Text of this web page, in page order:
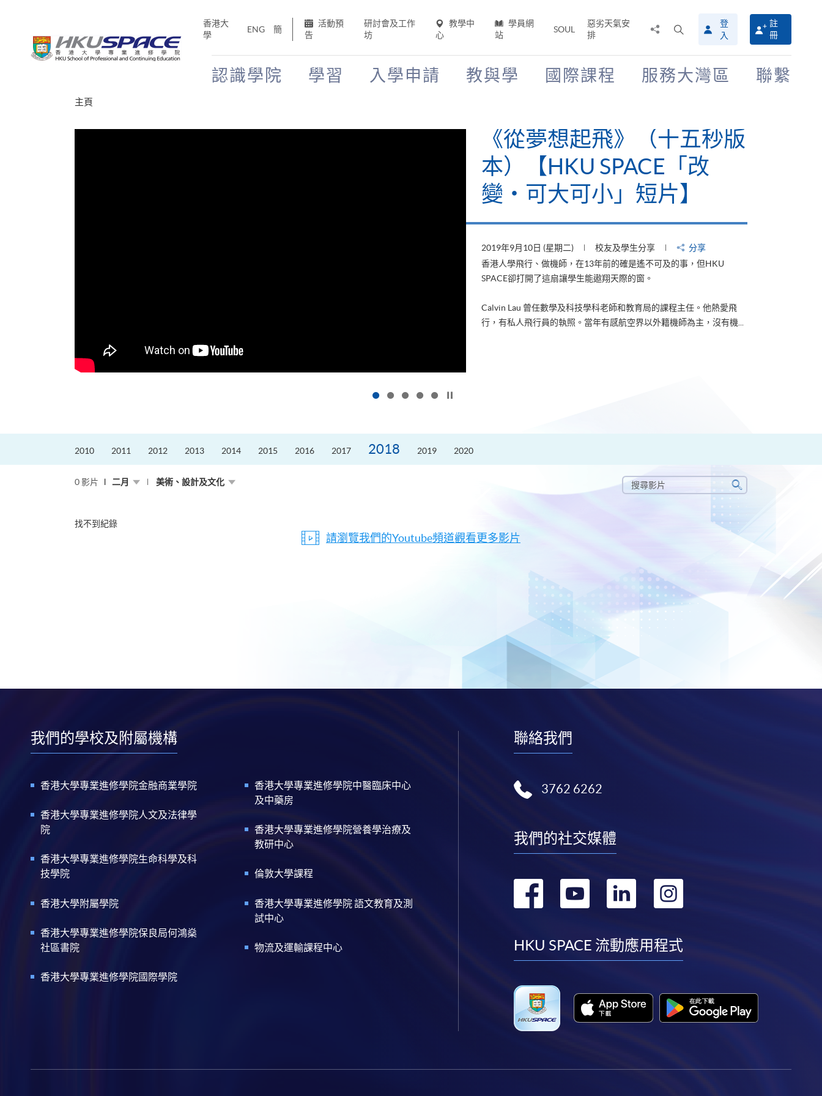
香港大
學
ENG 簡
活動預
告
研討會及工作
坊
教學中
心
學員網
站
SOUL
惡劣天氣安
排
搜
尋
介
登
入
註
冊
認識學院 學習 入學申請 教與學 國際課程 服務大灣區 聯繫
主頁
《從夢想起飛》（十五秒版
本）【HKU SPACE「改
變‧可大可小」短片】
2019年9月10日 (星期二) 校友及學生分享
分享
香港人學飛行、做機師，在13年前的確是遙不可及的事，但HKU
SPACE卻打開了這扇讓學生能遨翔天際的窗。
Calvin Lau 曾任數學及科技學科老師和教育局的課程主任。他熱愛飛
行，有私人飛行員的執照。當年有感航空界以外籍機師為主，沒有機...
2010 2011 2012 2013 2014 2015 2016 2017 2018 2019 2020
0 影片 二月 美術、設計及文化
搜
尋
搜
尋
找不到紀錄
請瀏覽我們的Youtube頻道觀看更多影片
我們的學校及附屬機構
香港大學專業進修學院金融商業學院
香港大學專業進修學院人文及法律學
院
香港大學專業進修學院生命科學及科
技學院
香港大學附屬學院
香港大學專業進修學院保良局何鴻燊
社區書院
香港大學專業進修學院國際學院
香港大學專業進修學院中醫臨床中心
及中藥房
香港大學專業進修學院營養學治療及
教研中心
倫敦大學課程
香港大學專業進修學院 語文教育及測
試中心
物流及運輸課程中心
聯絡我們
3762 6262
我們的社交媒體
轉
facebook
轉
youtube
轉
linkedin
轉
instagram
HKU SPACE 流動應用程式